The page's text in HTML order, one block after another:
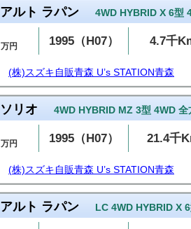
アルト ラパン 4WD HYBRID X 6型
万円 1995（H07） 4.7千
(株)スズキ自販青森 U’s STATION青森
ソリオ 4WD HYBRID MZ 3型 4WD 全
万円 1995（H07） 21.4千
(株)スズキ自販青森 U’s STATION青森
アルト ラパン LC 4WD HYBRID X